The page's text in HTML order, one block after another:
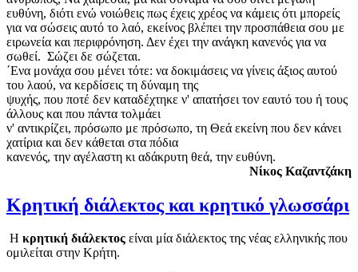
ευθύνη, διότι ενώ νοιώθεις πως έχεις χρέος να κάμεις ότι μπορείς
για να σώσεις αυτό το λαό, εκείνος βλέπει την προσπάθεια σου με
ειρωνεία και περιφρόνηση. Δεν έχει την ανάγκη κανενός για να
σωθεί. Σώζει δε σώζεται.
΄Ενα μονάχα σου μένει τότε: να δοκιμάσεις να γίνεις άξιος αυτού
του λαού, να κερδίσεις τη δύναμη της
ψυχής, που ποτέ δεν καταδέχτηκε ν' απατήσει τον εαυτό του ή τους
άλλους και που πάντα τολμάει
ν' αντικρίζει, πρόσωπο με πρόσωπο, τη Θεά εκείνη που δεν κάνει
χατίρια και δεν κάθεται στα πόδια
κανενός, την αγέλαστη κι αδάκρυτη θεά, την ευθύνη.
Νίκος Καζαντζάκη
Κρητική διάλεκτος και κρητικό γλωσσάρι
Η κρητική διάλεκτος είναι μία διάλεκτος της νέας ελληνικής που
ομιλείται στην Κρήτη.